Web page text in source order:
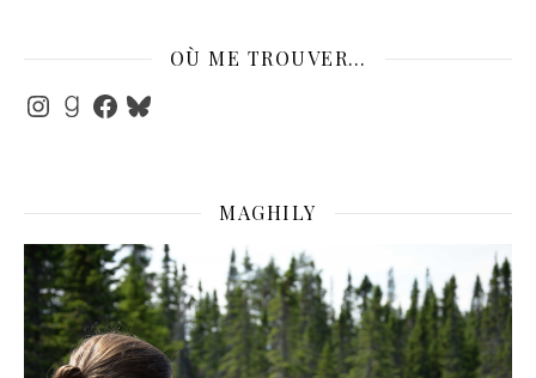
OÙ ME TROUVER…
Instagram
Goodreads
Facebook
Bluesky
MAGHILY